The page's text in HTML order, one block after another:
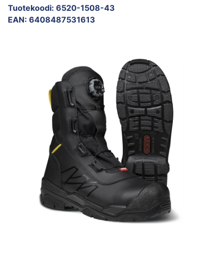
Tuotekoodi: 6520-1508-43
EAN: 6408487531613